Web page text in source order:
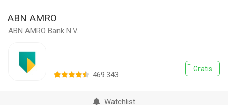
ABN AMRO
ABN AMRO Bank N.V.
Gratis
469.343
Watchlist